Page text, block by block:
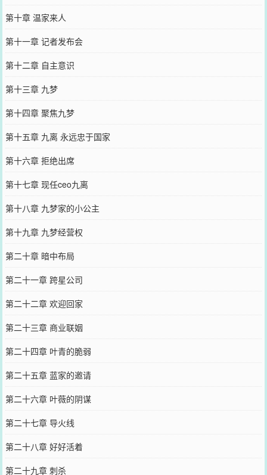
第十章 温家来人
第十一章 记者发布会
第十二章 自主意识
第十三章 九梦
第十四章 聚焦九梦
第十五章 九离 永远忠于国家
第十六章 拒绝出席
第十七章 现任ceo九离
第十八章 九梦家的小公主
第十九章 九梦经营权
第二十章 暗中布局
第二十一章 跨星公司
第二十二章 欢迎回家
第二十三章 商业联姻
第二十四章 叶青的脆弱
第二十五章 蓝家的邀请
第二十六章 叶薇的阴谋
第二十七章 导火线
第二十八章 好好活着
第二十九章 刺杀